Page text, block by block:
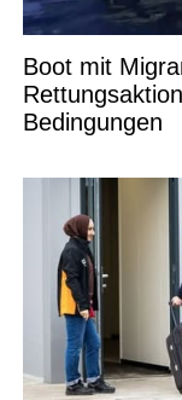
Boot mit
Bedingungen